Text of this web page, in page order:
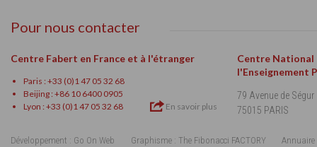
Pour nous contacter
Centre Fabert en France et à l'étranger
Paris : +33 (0)1 47 05 32 68
Beijing : +86 10 6400 0905
Lyon : +33 (0)1 47 05 32 68
En savoir plus
Centre National
l'Enseignement
79 Avenue de Ségur
75015 PARIS
Développement : Go On Web Graphisme : The Fibonacci FACTORY
Annuaire